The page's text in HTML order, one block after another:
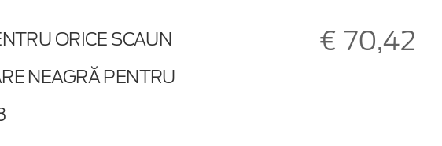
ORICE SCAUN
NEAGRĂ PENTRU
€ 70,42